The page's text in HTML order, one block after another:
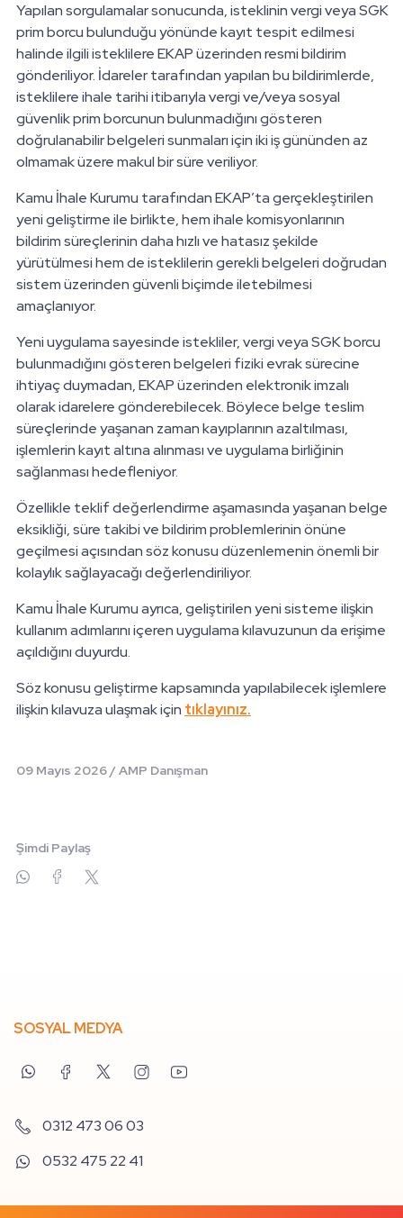
Yapılan sorgulamalar sonucunda, isteklinin vergi veya SGK
prim borcu bulunduğu yönünde kayıt tespit edilmesi
halinde ilgili isteklilere EKAP üzerinden resmi bildirim
gönderiliyor. İdareler tarafından yapılan bu bildirimlerde,
isteklilere ihale tarihi itibarıyla vergi ve/veya sosyal
güvenlik prim borcunun bulunmadığını gösteren
doğrulanabilir belgeleri sunmaları için iki iş gününden az
olmamak üzere makul bir süre veriliyor.
Kamu İhale Kurumu tarafından EKAP’ta gerçekleştirilen
yeni geliştirme ile birlikte, hem ihale komisyonlarının
bildirim süreçlerinin daha hızlı ve hatasız şekilde
yürütülmesi hem de isteklilerin gerekli belgeleri doğrudan
sistem üzerinden güvenli biçimde iletebilmesi
amaçlanıyor.
Yeni uygulama sayesinde istekliler, vergi veya SGK borcu
bulunmadığını gösteren belgeleri fiziki evrak sürecine
ihtiyaç duymadan, EKAP üzerinden elektronik imzalı
olarak idarelere gönderebilecek. Böylece belge teslim
süreçlerinde yaşanan zaman kayıplarının azaltılması,
işlemlerin kayıt altına alınması ve uygulama birliğinin
sağlanması hedefleniyor.
Özellikle teklif değerlendirme aşamasında yaşanan belge
eksikliği, süre takibi ve bildirim problemlerinin önüne
geçilmesi açısından söz konusu düzenlemenin önemli bir
kolaylık sağlayacağı değerlendiriliyor.
Kamu İhale Kurumu ayrıca, geliştirilen yeni sisteme ilişkin
kullanım adımlarını içeren uygulama kılavuzunun da erişime
açıldığını duyurdu.
Söz konusu geliştirme kapsamında yapılabilecek işlemlere
ilişkin kılavuza ulaşmak için tıklayınız.
09 Mayıs 2026 /AMP Danışman
Şimdi Paylaş
SOSYAL MEDYA
0312 473 06 03
0532 475 22 41